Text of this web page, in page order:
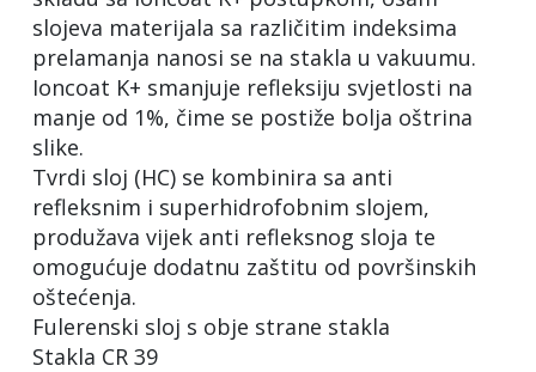
slojeva materijala sa različitim indeksima
prelamanja nanosi se na stakla u vakuumu.
Ioncoat K+ smanjuje refleksiju svjetlosti na
manje od 1%, čime se postiže bolja oštrina
slike.
Tvrdi sloj (HC) se kombinira sa anti
refleksnim i superhidrofobnim slojem,
produžava vijek anti refleksnog sloja te
omogućuje dodatnu zaštitu od površinskih
oštećenja.
Fulerenski sloj s obje strane stakla
Stakla CR 39